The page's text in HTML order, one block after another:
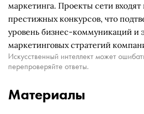
маркетинга. Проекты сети
престижных конкурсов, что
уровень бизнес-коммуникаций и
маркетинговых стратегий
Искусственный интеллект может
перепроверяйте ответы.
Материалы